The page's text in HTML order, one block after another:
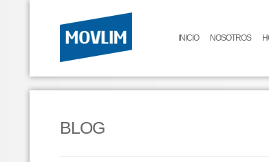
INICIO NOSOTROS
BLOG